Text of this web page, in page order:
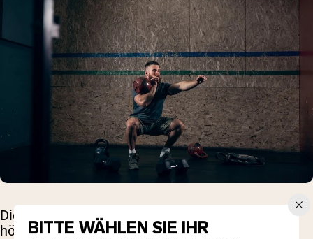
Die Forschung zeigt
höhere Leistungsabgabe, Explosivität und
BITTE WÄHLEN SIE IHR